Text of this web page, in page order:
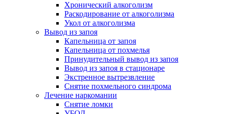
Хронический алкоголизм
Раскодирование от алкоголизма
Укол от алкоголизма
Вывод из запоя
Капельница от запоя
Капельница от похмелья
Принудительный вывод из запоя
Вывод из запоя в стационаре
Экстренное вытрезвление
Снятие похмельного синдрома
Лечение наркомании
Снятие ломки